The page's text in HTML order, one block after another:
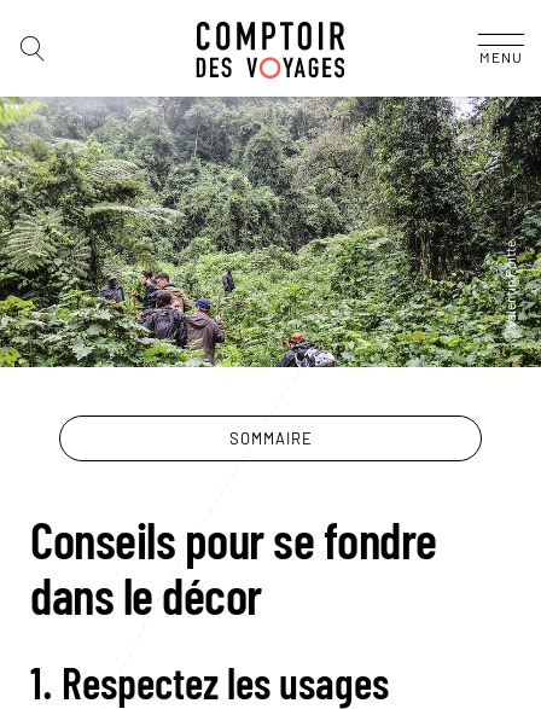
MENU
SOMMAIRE
Conseils pour se fondre
dans le décor
1. Respectez les usages